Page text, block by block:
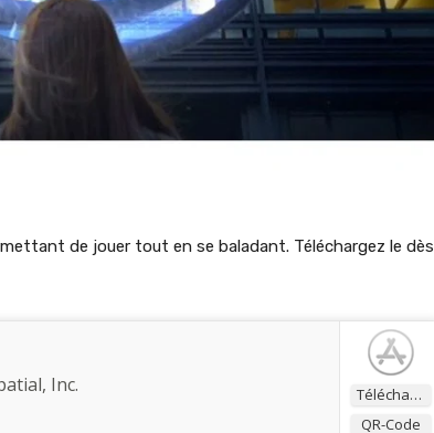
de jouer tout en se baladant. Téléchargez le dès
Télécharger
QR-Code
Inc.